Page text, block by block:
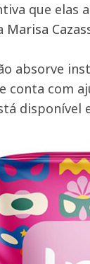
que
Marisa
absorve
conta com